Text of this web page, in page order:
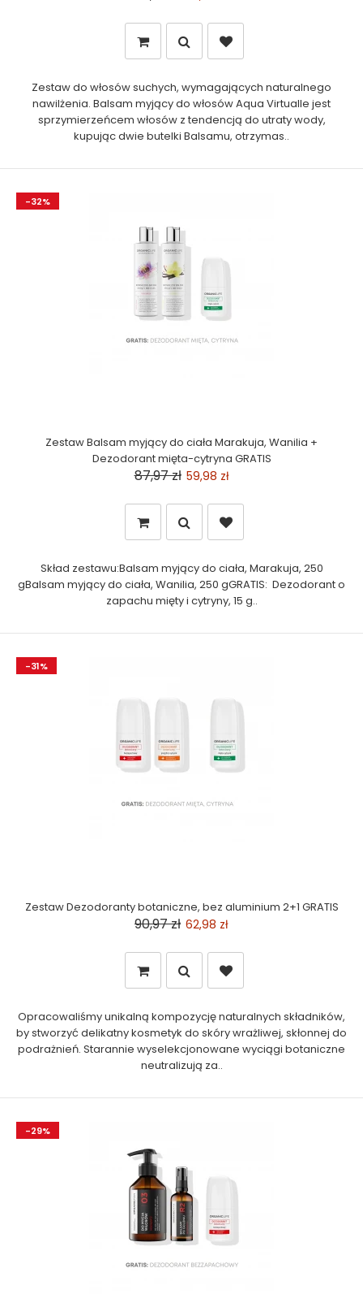
Zestaw do włosów suchych, wymagających naturalnego
nawilżenia. Balsam myjący do włosów Aqua Virtualle jest
sprzymierzeńcem włosów z tendencją do utraty wody,
kupując dwie butelki Balsamu, otrzymas..
-32%
Zestaw Balsam myjący do ciała Marakuja, Wanilia +
Dezodorant mięta-cytryna GRATIS
87,97 zł 59,98 zł
Skład zestawu:Balsam myjący do ciała, Marakuja, 250
gBalsam myjący do ciała, Wanilia, 250 gGRATIS: Dezodorant o
zapachu mięty i cytryny, 15 g..
-31%
Zestaw Dezodoranty botaniczne, bez aluminium 2+1 GRATIS
90,97 zł 62,98 zł
Opracowaliśmy unikalną kompozycję naturalnych składników,
by stworzyć delikatny kosmetyk do skóry wrażliwej, skłonnej do
podrażnień. Starannie wyselekcjonowane wyciągi botaniczne
neutralizują za..
-29%